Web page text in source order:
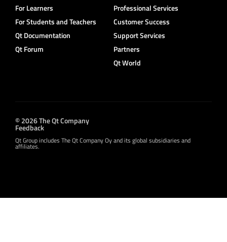
For Learners
For Students and Teachers
Qt Documentation
Qt Forum
Professional Services
Customer Success
Support Services
Partners
Qt World
© 2026 The Qt Company
Feedback
Qt Group includes The Qt Company Oy and its global subsidiaries and
affiliates.